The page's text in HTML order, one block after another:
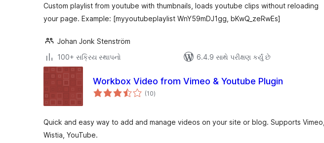
Custom playlist from youtube with thumbnails, loads youtube clips without reloading
your page. Example: [myyoutubeplaylist WnY59mDJ1gg, bKwQ_zeRwEs]
Johan Jonk Stenström
100+ સક્રિય સ્થાપનો
6.4.9 સાથે પરીક્ષણ કર્યું છે
Workbox Video from Vimeo & Youtube Plugin
(10કુલ
રેટિંગ્સ
)
Quick and easy way to add and manage videos on your site or blog. Supports Vimeo,
Wistia, YouTube.